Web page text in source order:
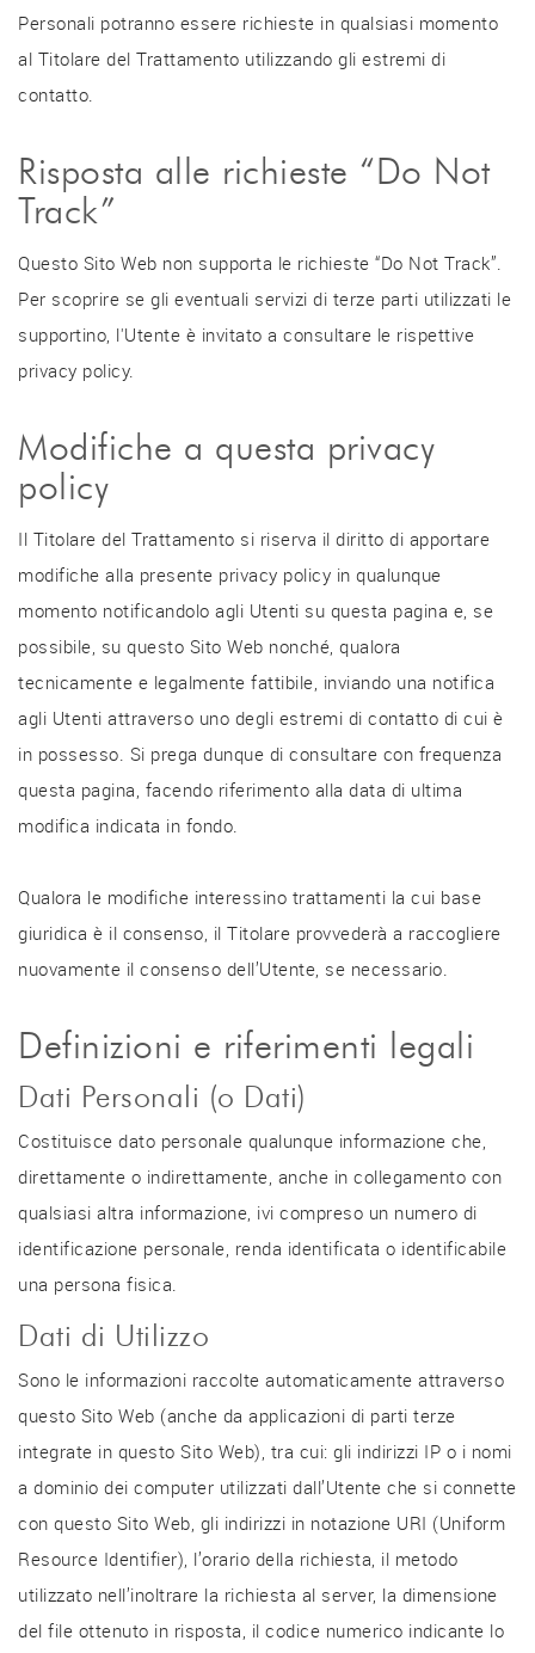
Personali potranno essere richieste in qualsiasi momento
al Titolare del Trattamento utilizzando gli estremi di
contatto.
Risposta alle richieste “Do Not
Track”
Questo Sito Web non supporta le richieste “Do Not Track”.
Per scoprire se gli eventuali servizi di terze parti utilizzati le
supportino, l'Utente è invitato a consultare le rispettive
privacy policy.
Modifiche a questa privacy
policy
Il Titolare del Trattamento si riserva il diritto di apportare
modifiche alla presente privacy policy in qualunque
momento notificandolo agli Utenti su questa pagina e, se
possibile, su questo Sito Web nonché, qualora
tecnicamente e legalmente fattibile, inviando una notifica
agli Utenti attraverso uno degli estremi di contatto di cui è
in possesso. Si prega dunque di consultare con frequenza
questa pagina, facendo riferimento alla data di ultima
modifica indicata in fondo.
Qualora le modifiche interessino trattamenti la cui base
giuridica è il consenso, il Titolare provvederà a raccogliere
nuovamente il consenso dell’Utente, se necessario.
Definizioni e riferimenti legali
Dati Personali (o Dati)
Costituisce dato personale qualunque informazione che,
direttamente o indirettamente, anche in collegamento con
qualsiasi altra informazione, ivi compreso un numero di
identificazione personale, renda identificata o identificabile
una persona fisica.
Dati di Utilizzo
Sono le informazioni raccolte automaticamente attraverso
questo Sito Web (anche da applicazioni di parti terze
integrate in questo Sito Web), tra cui: gli indirizzi IP o i nomi
a dominio dei computer utilizzati dall’Utente che si connette
con questo Sito Web, gli indirizzi in notazione URI (Uniform
Resource Identifier), l’orario della richiesta, il metodo
utilizzato nell’inoltrare la richiesta al server, la dimensione
del file ottenuto in risposta, il codice numerico indicante lo